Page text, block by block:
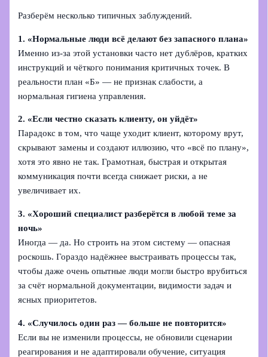
Разберём несколько типичных заблуждений.
1. «Нормальные люди всё делают без запасного плана»
Именно из‑за этой установки часто нет дублёров, кратких
инструкций и чёткого понимания критичных точек. В
реальности план «Б» — не признак слабости, а
нормальная гигиена управления.
2. «Если честно сказать клиенту, он уйдёт»
Парадокс в том, что чаще уходит клиент, которому врут,
скрывают замены и создают иллюзию, что «всё по плану»,
хотя это явно не так. Грамотная, быстрая и открытая
коммуникация почти всегда снижает риски, а не
увеличивает их.
3. «Хороший специалист разберётся в любой теме за
ночь»
Иногда — да. Но строить на этом систему — опасная
роскошь. Гораздо надёжнее выстраивать процессы так,
чтобы даже очень опытные люди могли быстро врубиться
за счёт нормальной документации, видимости задач и
ясных приоритетов.
4. «Случилось один раз — больше не повторится»
Если вы не изменили процессы, не обновили сценарии
реагирования и не адаптировали обучение, ситуация